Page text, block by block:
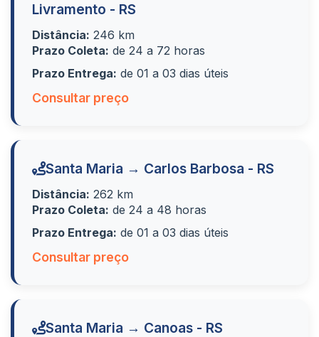
Livramento - RS
Distância: 246 km
Prazo Coleta: de 24 a 72 horas
Prazo Entrega: de 01 a 03 dias úteis
Consultar preço
Santa Maria → Carlos Barbosa - RS
Distância: 262 km
Prazo Coleta: de 24 a 48 horas
Prazo Entrega: de 01 a 03 dias úteis
Consultar preço
Santa Maria → Canoas - RS